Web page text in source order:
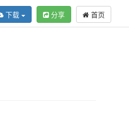
首页
分享
下载